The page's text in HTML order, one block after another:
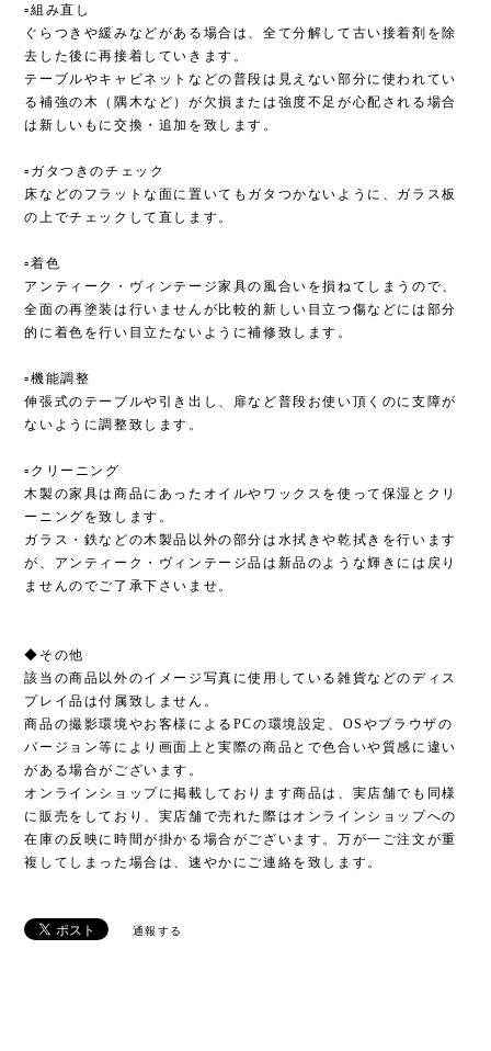
▫︎組み直し
ぐらつきや緩みなどがある場合は、全て分解して古い接着剤を除
去した後に再接着していきます。
テーブルやキャビネットなどの普段は見えない部分に使われてい
る補強の木（隅木など）が欠損または強度不足が心配される場合
は新しいもに交換・追加を致します。
▫︎ガタつきのチェック
床などのフラットな面に置いてもガタつかないように、ガラス板
の上でチェックして直します。
▫︎着色
アンティーク・ヴィンテージ家具の風合いを損ねてしまうので、
全面の再塗装は行いませんが比較的新しい目立つ傷などには部分
的に着色を行い目立たないように補修致します。
▫︎機能調整
伸張式のテーブルや引き出し、扉など普段お使い頂くのに支障が
ないように調整致します。
▫︎クリーニング
木製の家具は商品にあったオイルやワックスを使って保湿とクリ
ーニングを致します。
ガラス・鉄などの木製品以外の部分は水拭きや乾拭きを行います
が、アンティーク・ヴィンテージ品は新品のような輝きには戻り
ませんのでご了承下さいませ。
◆その他
該当の商品以外のイメージ写真に使用している雑貨などのディス
プレイ品は付属致しません。
商品の撮影環境やお客様によるPCの環境設定、OSやブラウザの
バージョン等により画面上と実際の商品とで色合いや質感に違い
がある場合がございます。
オンラインショップに掲載しております商品は、実店舗でも同様
に販売をしており、実店舗で売れた際はオンラインショップへの
在庫の反映に時間が掛かる場合がございます。万が一ご注文が重
複してしまった場合は、速やかにご連絡を致します。
通報する